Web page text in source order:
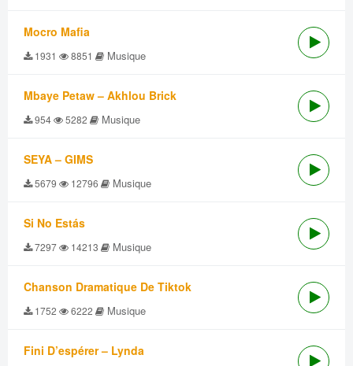
Mocro Mafia
1931 8851 Musique
Mbaye Petaw – Akhlou Brick
954 5282 Musique
SEYA – GIMS
5679 12796 Musique
Si No Estás
7297 14213 Musique
Chanson Dramatique De Tiktok
1752 6222 Musique
Fini D’espérer – Lynda